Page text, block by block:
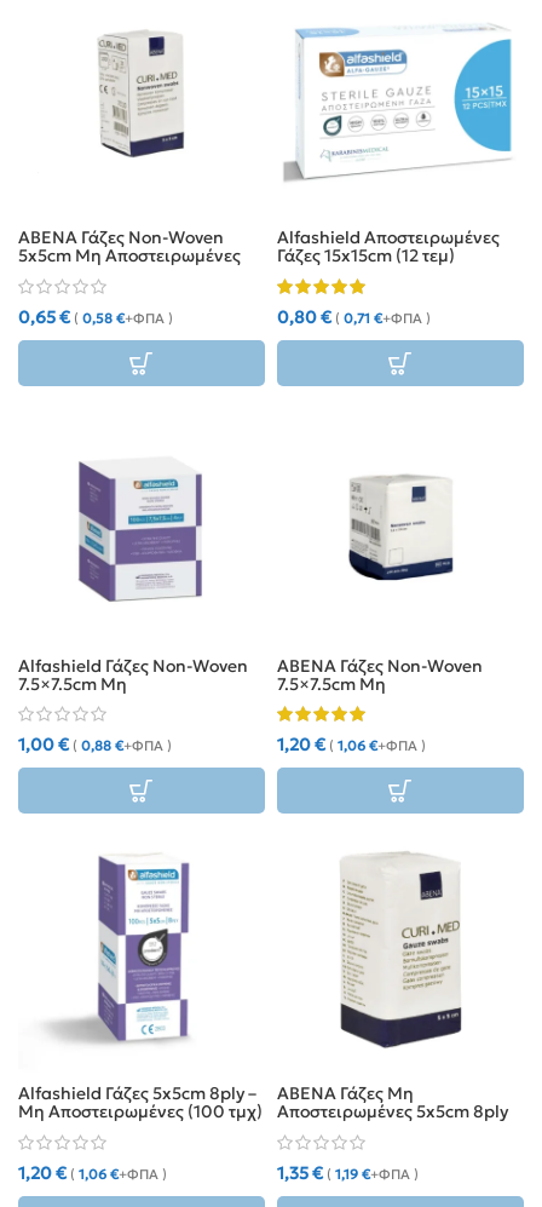
ABENA Γάζες Non-Woven
5x5cm Μη Αποστειρωμένες
4ply (100τμχ)
0,65€ ( 0,58 €+ΦΠΑ )
Alfashield Αποστειρωμένες
Γάζες 15x15cm (12 τεμ)
0,80€ ( 0,71 €+ΦΠΑ )
Alfashield Γάζες Non-Woven
7.5×7.5cm Μη
Αποστειρωμένες 4ply
(100τμχ)
1,00€ ( 0,88 €+ΦΠΑ )
ABENA Γάζες Non-Woven
7.5×7.5cm Μη
Αποστειρωμένες 4ply
(100τμχ)
1,20€ ( 1,06 €+ΦΠΑ )
Alfashield Γάζες 5x5cm 8ply –
Μη Αποστειρωμένες (100 τμχ)
1,20€ ( 1,06 €+ΦΠΑ )
ABENA Γάζες Μη
Αποστειρωμένες 5x5cm 8ply
(100τμχ)
1,35€ ( 1,19 €+ΦΠΑ )